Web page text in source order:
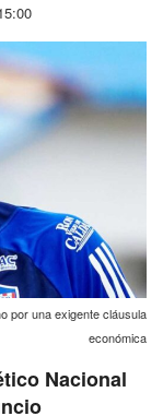
por una exigente cláusula
económica
Nacional